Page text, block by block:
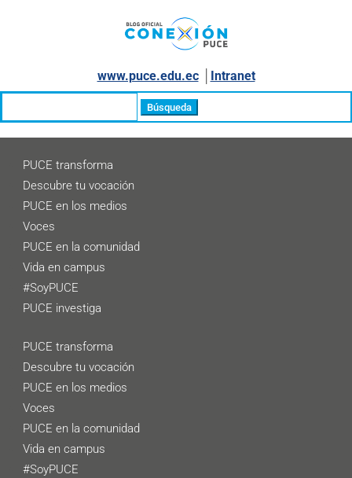
www.puce.edu.ec│ Intranet
PUCE transforma
Descubre tu vocación
PUCE en los medios
Voces
PUCE en la comunidad
Vida en campus
#SoyPUCE
PUCE investiga
PUCE transforma
Descubre tu vocación
PUCE en los medios
Voces
PUCE en la comunidad
Vida en campus
#SoyPUCE